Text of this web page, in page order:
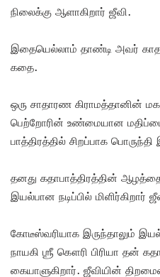
நிலைக்கு ஆளாகிறார் ஜீவி.
இதையெல்லாம் தாண்டி அவர்
கதை.
ஒரு சாதாரண கிராமத்தானின்
பெற்றோரின் உண்மையான
பாத்திரத்தில் சிறப்பாக பொருந்தி
தனது கதாபாத்திரத்தின்
இயல்பான நடிப்பில் மிளிர்கிறார்
கோடீஸ்வரியாக இருந்தாலும்
நாயகி ஶ்ரீ கௌரி பிரியா தன்
கையாளுகிறார். ஜீவியின்